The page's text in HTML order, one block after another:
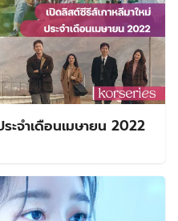
ะจำเดือนเมษายน 2022